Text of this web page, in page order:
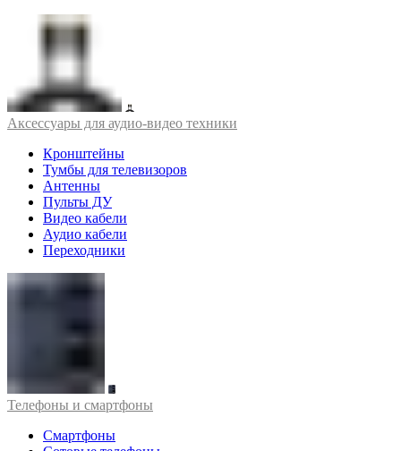
Аксессуары для аудио-видео техники
Кронштейны
Тумбы для телевизоров
Антенны
Пульты ДУ
Видео кабели
Аудио кабели
Переходники
Телефоны и смартфоны
Смартфоны